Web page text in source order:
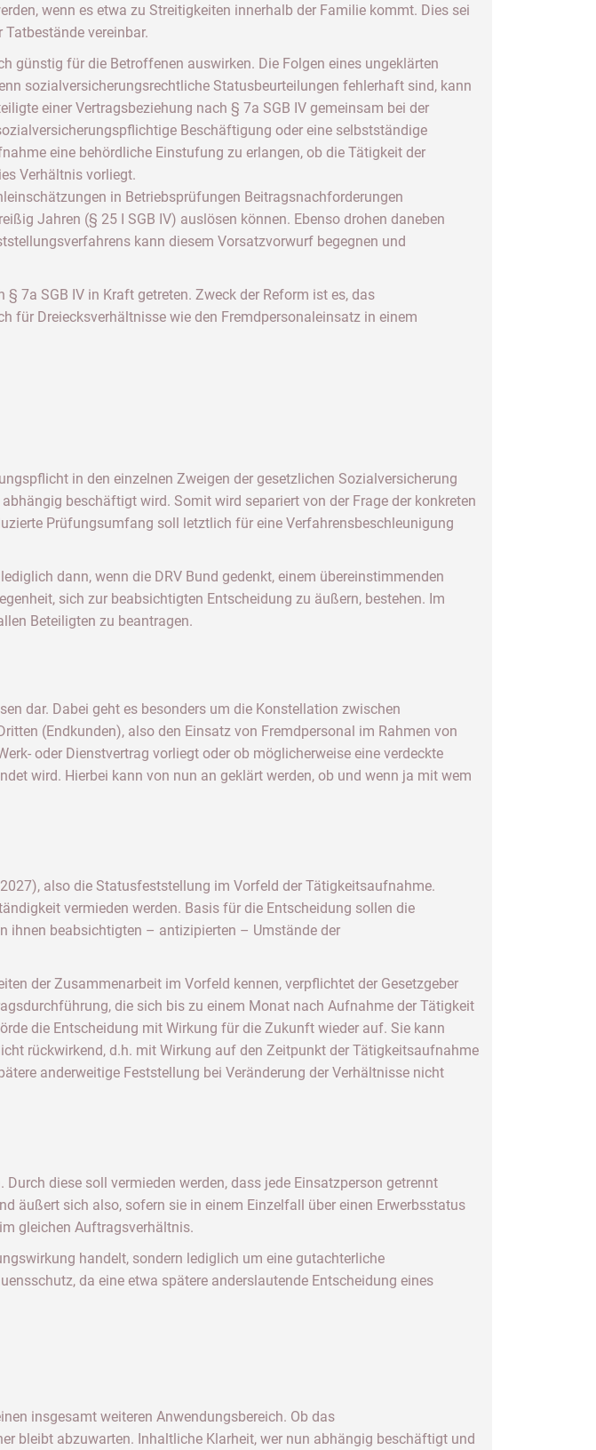
wenn es etwa zu Streitigkeiten innerhalb der Familie kommt. Dies sei
vereinbar.
für die Betroffenen auswirken. Die Folgen eines ungeklärten
sozialversicherungsrechtliche Statusbeurteilungen fehlerhaft sind, kann
einer Vertragsbeziehung nach § 7a SGB IV gemeinsam bei der
Beschäftigung oder eine selbstständige
eine behördliche Einstufung zu erlangen, ob die Tätigkeit der
Verhältnis vorliegt.
in Betriebsprüfungen Beitragsnachforderungen
Jahren (§ 25 I SGB IV) auslösen können. Ebenso drohen daneben
kann diesem Vorsatzvorwurf begegnen und
7a SGB IV in Kraft getreten. Zweck der Reform ist es, das
für Dreiecksverhältnisse wie den Fremdpersonaleinsatz in einem
in den einzelnen Zweigen der gesetzlichen Sozialversicherung
beschäftigt wird. Somit wird separiert von der Frage der konkreten
Prüfungsumfang soll letztlich für eine Verfahrensbeschleunigung
dann, wenn die DRV Bund gedenkt, einem übereinstimmenden
sich zur beabsichtigten Entscheidung zu äußern, bestehen. Im
Beteiligten zu beantragen.
dar. Dabei geht es besonders um die Konstellation zwischen
(Endkunden), also den Einsatz von Fremdpersonal im Rahmen von
oder Dienstvertrag vorliegt oder ob möglicherweise eine verdeckte
wird. Hierbei kann von nun an geklärt werden, ob und wenn ja mit wem
also die Statusfeststellung im Vorfeld der Tätigkeitsaufnahme.
vermieden werden. Basis für die Entscheidung sollen die
ihnen beabsichtigten – antizipierten – Umstände der
der Zusammenarbeit im Vorfeld kennen, verpflichtet der Gesetzgeber
die sich bis zu einem Monat nach Aufnahme der Tätigkeit
die Entscheidung mit Wirkung für die Zukunft wieder auf. Sie kann
rückwirkend, d.h. mit Wirkung auf den Zeitpunkt der Tätigkeitsaufnahme
anderweitige Feststellung bei Veränderung der Verhältnisse nicht
diese soll vermieden werden, dass jede Einsatzperson getrennt
äußert sich also, sofern sie in einem Einzelfall über einen Erwerbsstatus
gleichen Auftragsverhältnis.
handelt, sondern lediglich um eine gutachterliche
da eine etwa spätere anderslautende Entscheidung eines
insgesamt weiteren Anwendungsbereich. Ob das
bleibt abzuwarten. Inhaltliche Klarheit, wer nun abhängig beschäftigt und